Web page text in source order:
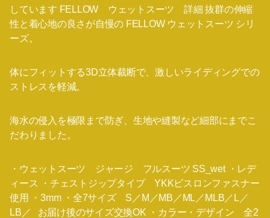
しています FELLOW ウェットスーツ 詳細 抜群の伸縮
性と着心地の良さが自慢の FELLOW ウェットスーツ シリ
ーズ。
体にフィットする3D立体裁断で、激しいライディングでの
ストレスを軽減。
海水の侵入を極限まで防ぎ、生地や縫製など細部にまでこ
だわりました。
・ウェットスーツ ジャージ フルスーツ SS_wet ・レデ
ィース ・チェストジップタイプ YKKビスロンファスナー
使用 ・3mm ・全7サイズ S／M／MB／ML／MLB／L／
LB／ お届け後のサイズ交換OK ・カラー・デザイン 全2